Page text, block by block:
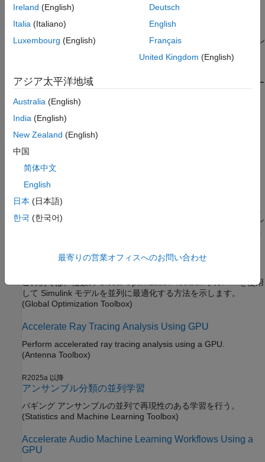
ョンを高速化する
無線通信、アンテナ、レーダー
無線通信、5G、アンテナ解析、レーダー処理のアプリケーション
イメージ処理、コンピューター ビジョン、医用画像のアプリケー
予知保全アプリケーションを並列計算を使用して高速化する
注目の例
Parsim を使った並列シミュレーション: ノーマル モード
でのパラメーター スイープ
この例では、Parallel Computing Toolbox™ を使用して、モンテ
カルロ法のシミュレーションを複数並列して実行する方法を示し
ます。並列実行はホスト マシンの複数のコアを活用して多くのシ
ミュレーションの実行を高速化します。これらのシミュレーショ
ラスターで並列に実行することもできます。この例は Parallel
Computing Toolbox™ または MATLAB Parallel Server が利用で
ます。
Simulink モデルを並列に最適化
この例では、複数の Global Optimization Toolbox ソルバーを使用
して Simulink モデルを並列に最適化する方法を示します。
(Global Optimization Toolbox)
Accelerate Ray Tracing Analysis Using GPU
Perform accelerated ray tracing analysis using a GPU.
(Antenna Toolbox)
R2025a 以降
アンサンブル分類の並列学習
バギング アンサンブルの並列で再現性のある学習を行う。
(Statistics and Machine Learning Toolbox)
Accelerate Audio Machine Learning Workflows Using a
GPU
Ireland (English)
Italia (Italiano)
Luxembourg (English)
Deutsch
English
Français
United Kingdom (English)
アジア太平洋地域
Australia (English)
India (English)
New Zealand (English)
中国
简体中文
English
日本 (日本語)
한국 (한국어)
最寄りの営業オフィスへのお問い合わせ